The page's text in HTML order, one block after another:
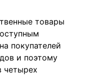
товары
покупателей
и поэтому
четырех